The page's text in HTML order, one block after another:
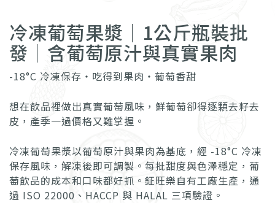
冷凍葡萄果漿｜1公斤瓶裝批
發｜含葡萄原汁與真實果肉
-18°C 冷凍保存・吃得到果肉・葡萄香甜
想在飲品裡做出真實葡萄風味，鮮葡萄卻得逐顆去籽去
皮，產季一過價格又難掌握。
冷凍葡萄果漿以葡萄原汁與果肉為基底，經 -18°C 冷凍
保存風味，解凍後即可調製。每批甜度與色澤穩定，葡
萄飲品的成本和口味都好抓。鉦旺樂自有工廠生產，通
過 ISO 22000、HACCP 與 HALAL 三項驗證。